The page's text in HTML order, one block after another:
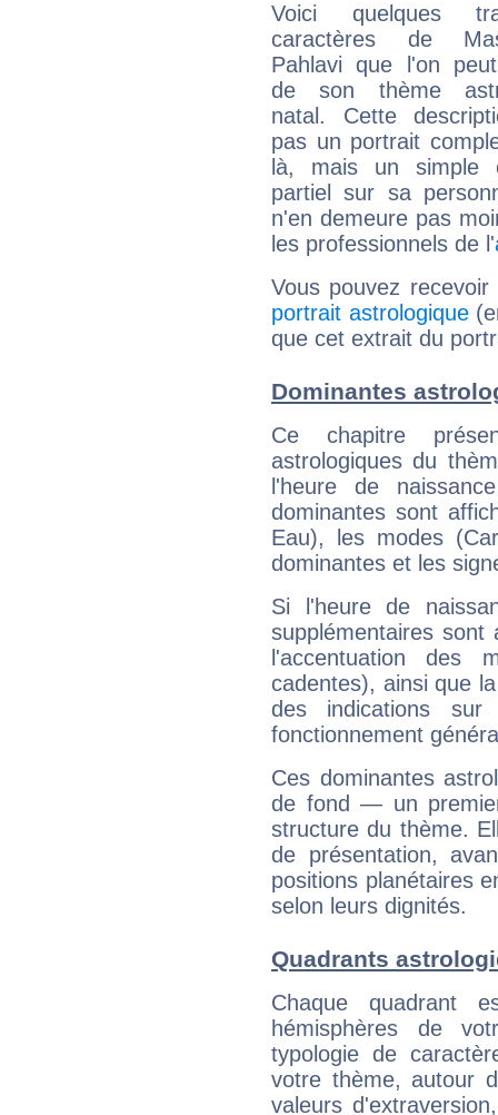
Voici quelques
caractères de
Pahlavi que l'on
de son thème
natal. Cette
pas un portrait
là, mais un simple
partiel sur sa
n'en demeure pas
les professionnels de l'
Vous pouvez
portrait astrologique
que cet extrait du
Dominantes
Ce chapitre
astrologiques du
l'heure de
dominantes sont
Eau), les modes
dominantes et les
Si l'heure de
supplémentaires sont
l'accentuation des
cadentes), ainsi que
des indications sur
fonctionnement
Ces dominantes
de fond — un
structure du thème.
de présentation,
positions planétaires
selon leurs dignités.
Quadrants
Chaque quadrant
hémisphères de
typologie de
votre thème, autour
valeurs